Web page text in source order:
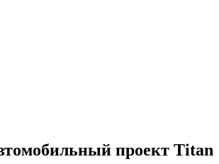
проект Titan